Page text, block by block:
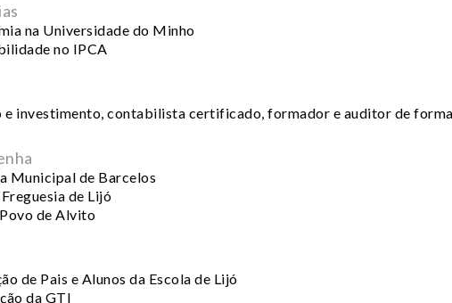
na Universidade do Minho
no IPCA
e investimento, contabilista certificado, formador e auditor de
Municipal de Barcelos
de Lijó
de Alvito
de Pais e Alunos da Escola de Lijó
da GTI